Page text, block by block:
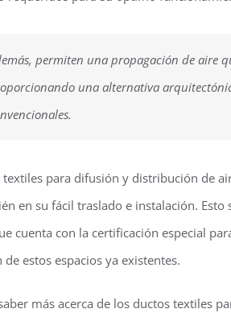
permiten una propagación de aire
una alternativa
textiles para difusión y distribución de
en su fácil traslado e instalación. Esto
cuenta con la certificación especial
de estos espacios ya existentes.
más acerca de los ductos textiles